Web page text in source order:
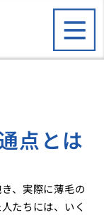
点とは
、実際に薄毛の
たちには、いく